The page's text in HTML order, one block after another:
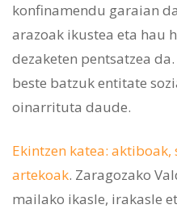
konfinamendu garaian
arazoak ikustea eta hau
dezaketen pentsatzea
beste batzuk entitate
oinarrituta daude.
Ekintzen katea:
artekoak. Zaragozako
mailako ikasle, irakasle